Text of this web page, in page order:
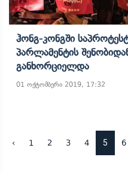
Ჰონგ-Კონგში
Პარლამენტის
Განხორციელდა
01 ოქტომბერი 2019, 17:32
‹ 1 2 3 4 5 6